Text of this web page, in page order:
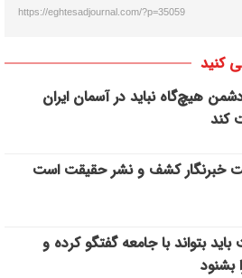
https://eghtesadjournal.com/?p=35059
کنید
هیچ‌گاه نباید در آسمان ایران
کند
خبرنگار کشف و نشر حقیقت است
باید بتواند با جامعه گفتگو کرده و